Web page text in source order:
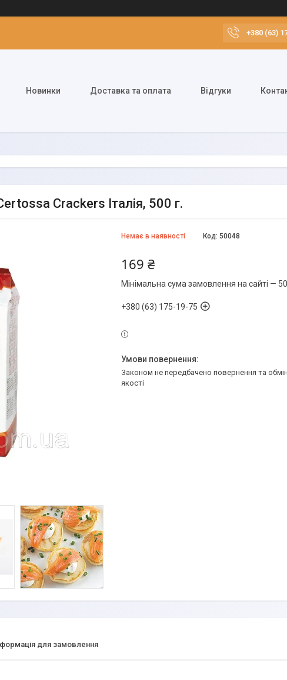
+380 (63)
Новинки Доставка та оплата Відгуки
Crackers Італія, 500 г.
Немає в наявності Код: 50048
169 ₴
Мінімальна сума замовлення на сайті —
+380 (63) 175-19-75
Законом не передбачено повернення та обмін даного товару належної
якості
для замовлення